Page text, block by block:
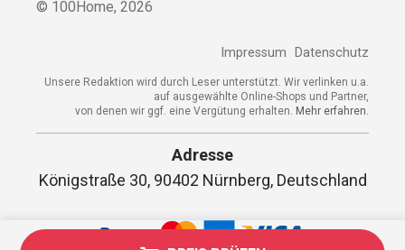
© 100Home, 2026
Impressum Datenschutz
Unsere Redaktion wird durch Leser unterstützt. Wir verlinken u.a.
auf ausgewählte Online-Shops und Partner,
von denen wir ggf. eine Vergütung erhalten. Mehr erfahren.
Adresse
Königstraße 30, 90402 Nürnberg, Deutschland